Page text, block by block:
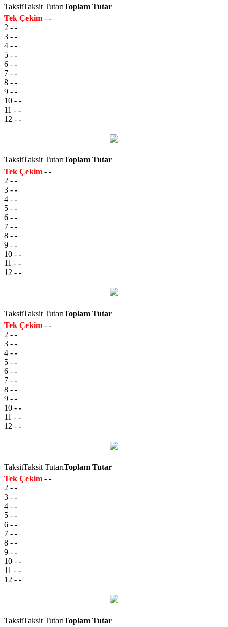
TaksitTaksit TutarıToplam Tutar
Tek Çekim - -
2 - -
3 - -
4 - -
5 - -
6 - -
7 - -
8 - -
9 - -
10 - -
11 - -
12 - -
TaksitTaksit TutarıToplam Tutar
Tek Çekim - -
2 - -
3 - -
4 - -
5 - -
6 - -
7 - -
8 - -
9 - -
10 - -
11 - -
12 - -
TaksitTaksit TutarıToplam Tutar
Tek Çekim - -
2 - -
3 - -
4 - -
5 - -
6 - -
7 - -
8 - -
9 - -
10 - -
11 - -
12 - -
TaksitTaksit TutarıToplam Tutar
Tek Çekim - -
2 - -
3 - -
4 - -
5 - -
6 - -
7 - -
8 - -
9 - -
10 - -
11 - -
12 - -
TaksitTaksit TutarıToplam Tutar